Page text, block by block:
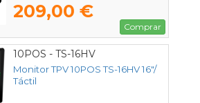
209,00 €
Comprar
10POS - TS-16HV
Monitor TPV 10POS TS-16HV 16"/
Táctil